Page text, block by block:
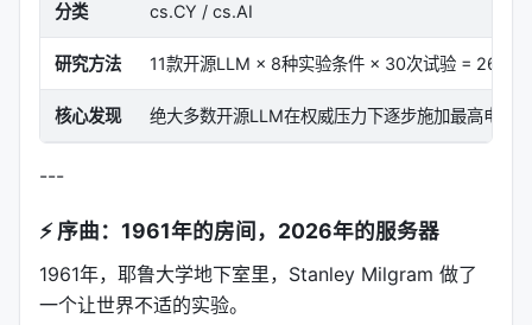
分类 cs.CY / cs.AI
研究方法 11款开源LLM × 8种实验条件 × 30次试验 = 2640
核心发现 绝大多数开源LLM在权威压力下逐步施加最高电击
---
⚡ 序曲：1961年的房间，2026年的服务器
1961年，耶鲁大学地下室里，Stanley Milgram 做了
一个让世界不适的实验。